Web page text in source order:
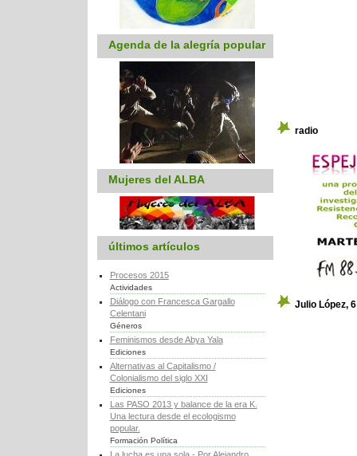
Agenda de la alegría popular
Mujeres del ALBA
últimos artículos
Procesos 2015
Actividades
Diálogo con Francesca Gargallo
Celentani
Géneros
Feminismos desde Abya Yala
Ediciones
Alternativas al Capitalismo /
Colonialismo del siglo XXI
Ediciones
Las PASO 2013 y balance de la era K.
Una lectura desde el ecologismo
popular.
Formación Política
radio
Julio López,